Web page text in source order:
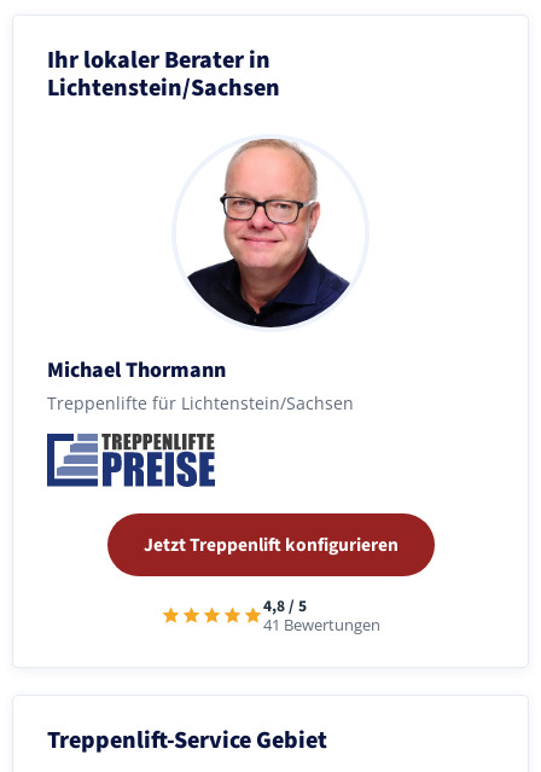
Ihr lokaler Berater in
Lichtenstein/Sachsen
Michael Thormann
Treppenlifte für Lichtenstein/Sachsen
Jetzt Treppenlift konfigurieren
4,8 / 5
41 Bewertungen
Treppenlift-Service Gebiet